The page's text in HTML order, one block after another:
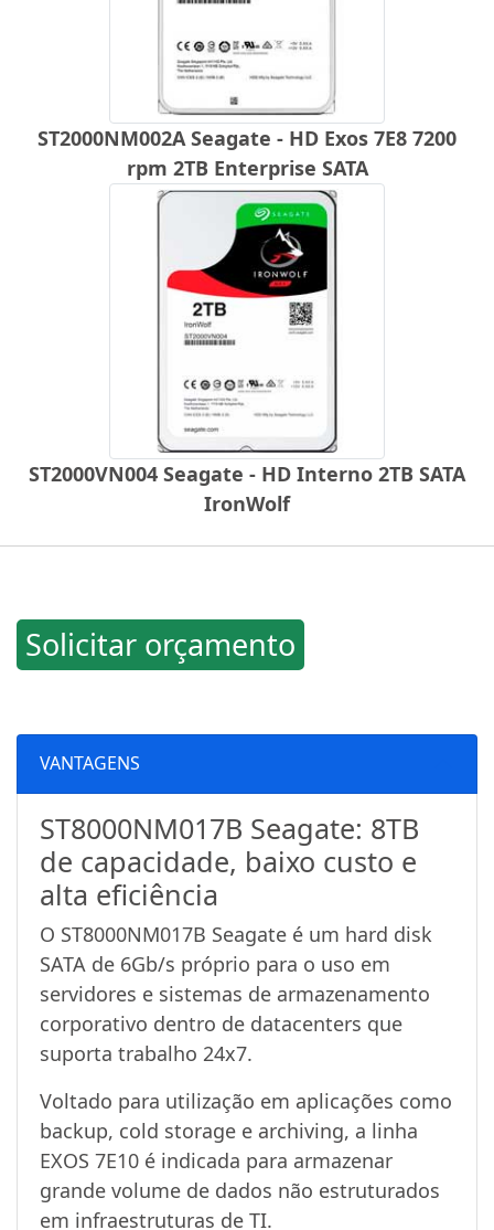
ST2000NM002A Seagate - HD Exos 7E8 7200
rpm 2TB Enterprise SATA
ST2000VN004 Seagate - HD Interno 2TB SATA
IronWolf
Solicitar orçamento
VANTAGENS
ST8000NM017B Seagate: 8TB
de capacidade, baixo custo e
alta eficiência
O ST8000NM017B Seagate é um hard disk
SATA de 6Gb/s próprio para o uso em
servidores e sistemas de armazenamento
corporativo dentro de datacenters que
suporta trabalho 24x7.
Voltado para utilização em aplicações como
backup, cold storage e archiving, a linha
EXOS 7E10 é indicada para armazenar
grande volume de dados não estruturados
em infraestruturas de TI.